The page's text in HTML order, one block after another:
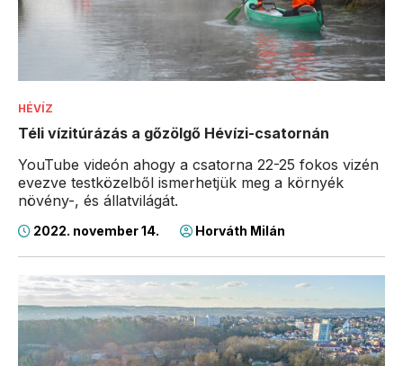
HÉVÍZ
Téli vízitúrázás a gőzölgő Hévízi-csatornán
YouTube videón ahogy a csatorna 22-25 fokos vizén
evezve testközelből ismerhetjük meg a környék
növény-, és állatvilágát.
2022. november 14. Horváth Milán